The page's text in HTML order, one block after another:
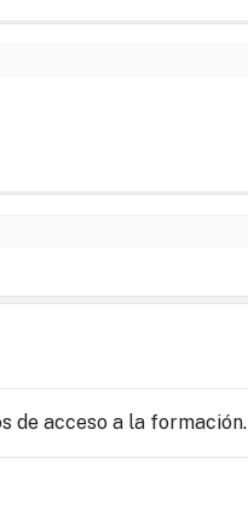
de acceso a la formación.